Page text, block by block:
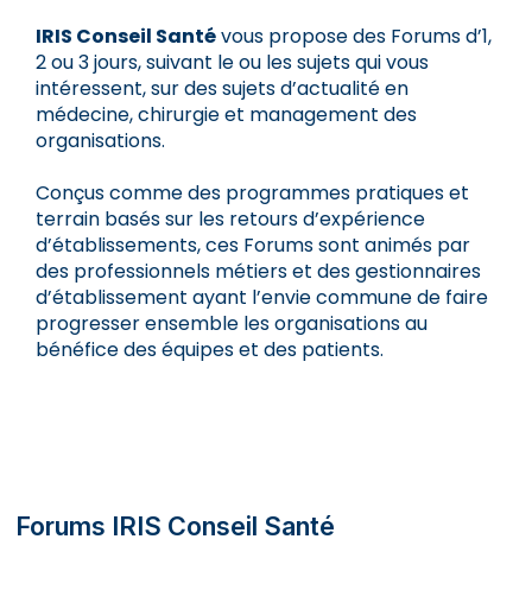
IRIS Conseil Santévous propose des Forums d’1,
2 ou 3 jours, suivant le ou les sujets qui vous
intéressent, sur des sujets d’actualité en
médecine, chirurgie et management des
organisations.
Conçus comme des programmes pratiques et
terrain basés sur les retours d’expérience
d’établissements, ces Forums sont animés par
des professionnels métiers et des gestionnaires
d’établissement ayant l’envie commune de faire
progresser ensemble les organisations au
bénéfice des équipes et des patients.
Forums IRIS Conseil Santé